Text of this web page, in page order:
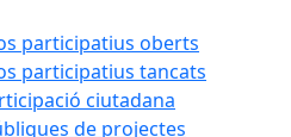
participatius oberts
participatius tancats
ciutadana
de projectes